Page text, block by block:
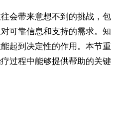
会带来意想不到的挑战，包
可靠信息和支持的需求。知
起到决定性的作用。本节重
过程中能够提供帮助的关键